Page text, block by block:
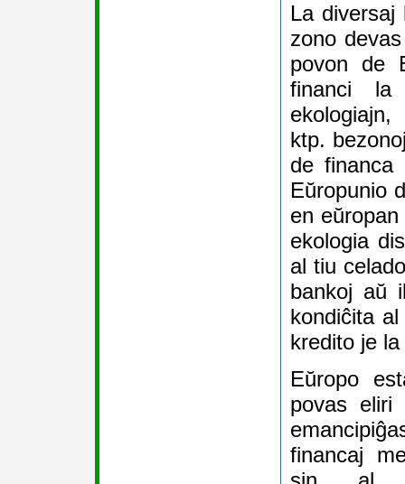
La diversaj
zono
povon de
financi la
ktp.
de financa
Eŭropunio
en
ekologia
al tiu
bankoj aŭ
kondiĉita
kredito je
Eŭropo
povas
financaj